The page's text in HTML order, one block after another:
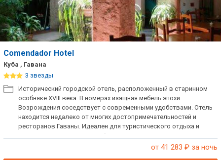
Comendador Hotel
Куба , Гавана
3 звезды
Исторический городской отель, расположенный в старинном
особняке XVIII века. В номерах изящная мебель эпохи
Возрождения соседствует с современными удобствами. Отель
находится недалеко от многих достопримечательностей и
ресторанов Гаваны. Идеален для туристического отдыха и
знакомства со столицей Кубы.
от 41 283 ₽ за ночь